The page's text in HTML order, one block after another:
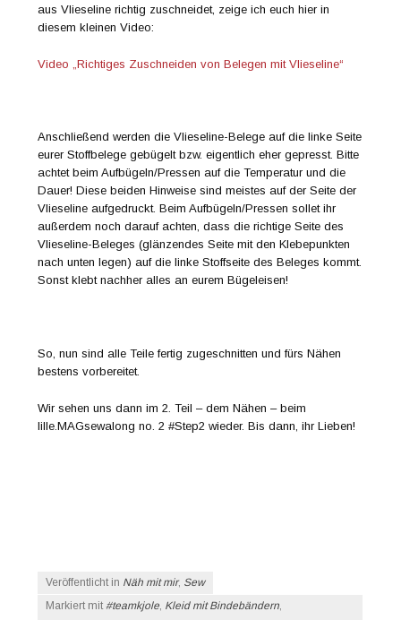
aus Vlieseline richtig zuschneidet, zeige ich euch hier in
diesem kleinen Video:
Video „Richtiges Zuschneiden von Belegen mit Vlieseline“
Anschließend werden die Vlieseline-Belege auf die linke Seite
eurer Stoffbelege gebügelt bzw. eigentlich eher gepresst. Bitte
achtet beim Aufbügeln/Pressen auf die Temperatur und die
Dauer! Diese beiden Hinweise sind meistes auf der Seite der
Vlieseline aufgedruckt. Beim Aufbügeln/Pressen sollet ihr
außerdem noch darauf achten, dass die richtige Seite des
Vlieseline-Beleges (glänzendes Seite mit den Klebepunkten
nach unten legen) auf die linke Stoffseite des Beleges kommt.
Sonst klebt nachher alles an eurem Bügeleisen!
So, nun sind alle Teile fertig zugeschnitten und fürs Nähen
bestens vorbereitet.
Wir sehen uns dann im 2. Teil – dem Nähen – beim
lille.MAGsewalong no. 2 #Step2 wieder. Bis dann, ihr Lieben!
Veröffentlicht in Näh mit mir, Sew
Markiert mit#teamkjole, Kleid mit Bindebändern,